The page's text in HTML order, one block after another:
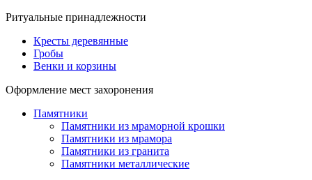
Ритуальные принадлежности
Кресты деревянные
Гробы
Венки и корзины
Оформление мест захоронения
Памятники
Памятники из мраморной крошки
Памятники из мрамора
Памятники из гранита
Памятники металлические